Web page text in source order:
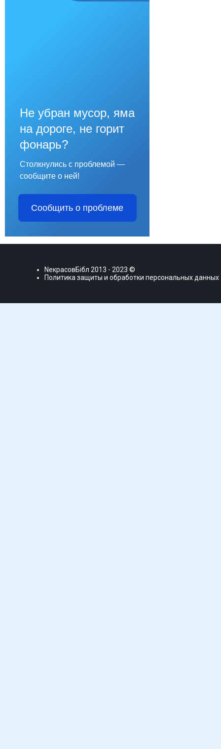
Не убран мусор, яма
на дороге, не горит
фонарь?
Столкнулись с проблемой —
сообщите о ней!
Сообщить о проблеме
NекрасовБiбл 2013 - 2023 ©
Политика защиты и обработки персональных данных